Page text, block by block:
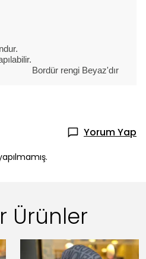
yapılabilir.
Beyaz'dır
Yorum Yap
Ürünler